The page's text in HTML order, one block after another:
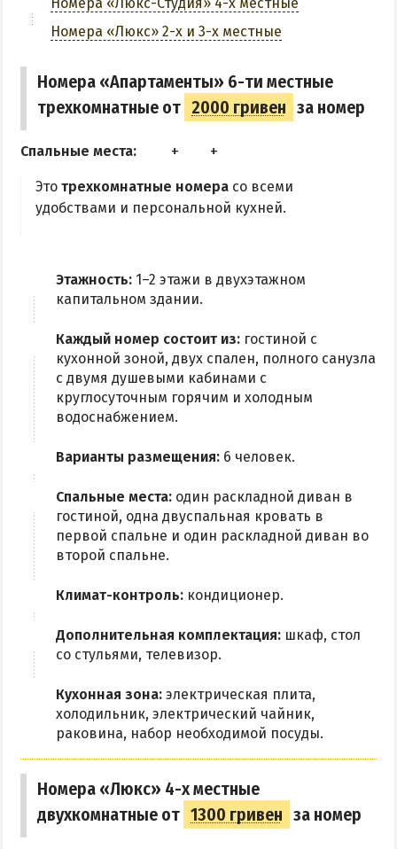
Кинотеатр
Парковка
Трансфер
Номера «Люкс» 2-х и 3-х местные
Номера «Апартаменты» 6-ти местные
трехкомнатные от 2000 гривен за номер
Спальные места:
Это трехкомнатные номера со всеми
удобствами и персональной кухней.
Этажность: 1–2 этажи в двухэтажном
капитальном здании.
Каждый номер состоит из: гостиной с
кухонной зоной, двух спален, полного санузла
с двумя душевыми кабинами с
круглосуточным горячим и холодным
водоснабжением.
Варианты размещения: 6 человек.
Спальные места: один раскладной диван в
гостиной, одна двуспальная кровать в
первой спальне и один раскладной диван во
второй спальне.
Климат-контроль: кондиционер.
Дополнительная комплектация: шкаф, стол
со стульями, телевизор.
Кухонная зона: электрическая плита,
холодильник, электрический чайник,
раковина, набор необходимой посуды.
Номера «Люкс» 4-х местные
двухкомнатные от 1300 гривен за номер